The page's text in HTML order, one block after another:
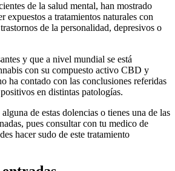
de la salud mental, han mostrado
expuestos a tratamientos naturales con
de la personalidad, depresivos o
y que a nivel mundial se está
con su compuesto activo CBD y
ha contado con las conclusiones referidas
en distintas patologías.
de estas dolencias o tienes una de las
pues consultar con tu medico de
hacer sudo de este tratamiento